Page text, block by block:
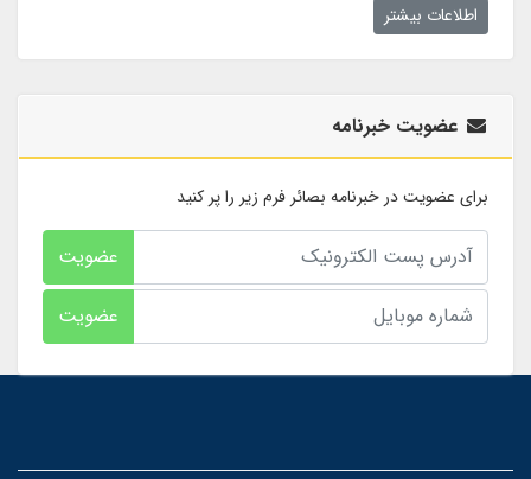
اطلاعات بیشتر
عضویت خبرنامه
برای عضویت در خبرنامه بصائر فرم زیر را پر کنید
عضویت
عضویت